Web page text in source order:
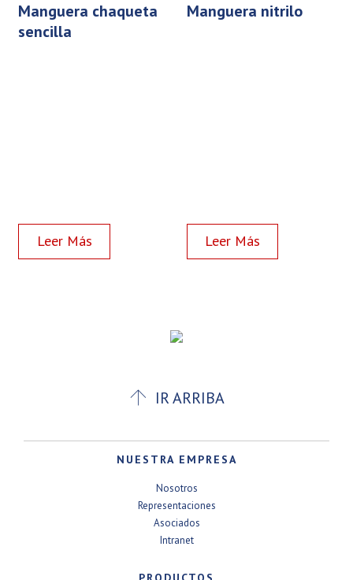
manguera chaqueta
sencilla
manguera nitrilo
 IR ARRIBA
NUESTRA EMPRESA
Nosotros
Representaciones
Asociados
Intranet